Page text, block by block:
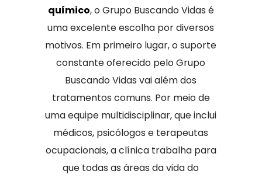
químico, o Grupo Buscando Vidas é
uma excelente escolha por diversos
motivos. Em primeiro lugar, o suporte
constante oferecido pelo Grupo
Buscando Vidas vai além dos
tratamentos comuns. Por meio de
uma equipe multidisciplinar, que inclui
médicos, psicólogos e terapeutas
ocupacionais, a clínica trabalha para
que todas as áreas da vida do